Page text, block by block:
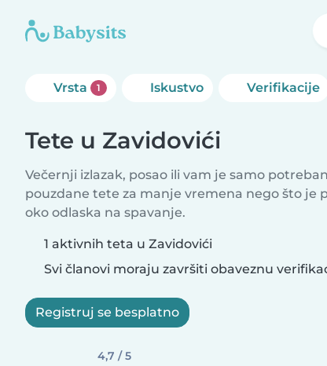
Vrsta 1 Iskustvo Verifikacije
Tete u Zavidovići
Večernji izlazak, posao ili vam je samo
pouzdane tete za manje vremena nego što je
oko odlaska na spavanje.
1 aktivnih teta u Zavidovići
Svi članovi moraju završiti obaveznu
Registruj se besplatno
4,7 / 5